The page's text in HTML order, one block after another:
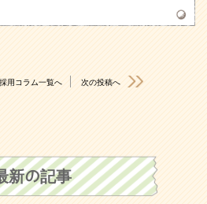
採用コラム一覧へ 次の投稿へ
新の記事